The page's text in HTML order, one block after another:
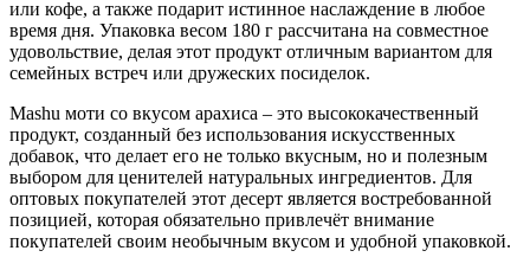
или кофе, а также подарит истинное наслаждение в любое
время дня. Упаковка весом 180 г рассчитана на совместное
удовольствие, делая этот продукт отличным вариантом для
семейных встреч или дружеских посиделок.
Mashu моти со вкусом арахиса – это высококачественный
продукт, созданный без использования искусственных
добавок, что делает его не только вкусным, но и полезным
выбором для ценителей натуральных ингредиентов. Для
оптовых покупателей этот десерт является востребованной
позицией, которая обязательно привлечёт внимание
покупателей своим необычным вкусом и удобной упаковкой.